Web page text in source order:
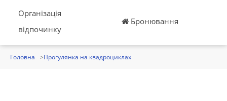
Організація
відпочинку
Бронювання
Головна Прогулянка на квадроциклах